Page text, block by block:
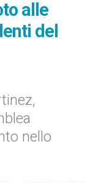
alle
del
nello